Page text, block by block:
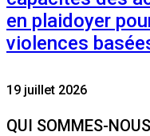
en plaidoyer
violences
19 juillet 2026
QUI SOMMES-